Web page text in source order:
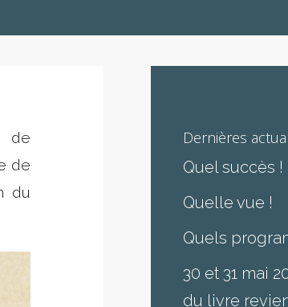
de
de
du
Dernières
Quel succès !
Quelle vue !
Quels
30 et 31 mai
du livre